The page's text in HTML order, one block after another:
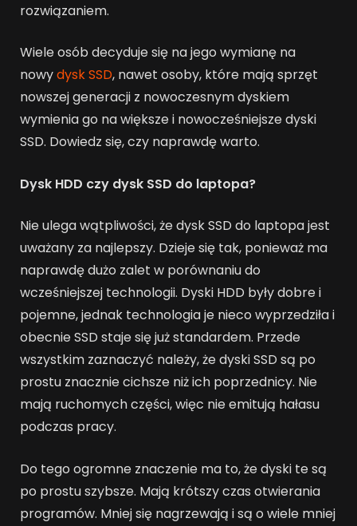
rozwiązaniem.
Wiele osób decyduje się na jego wymianę na
nowydysk SSD, nawet osoby, które mają sprzęt
nowszej generacji z nowoczesnym dyskiem
wymienia go na większe i nowocześniejsze dyski
SSD. Dowiedz się, czy naprawdę warto.
Dysk HDD czy dysk SSD do laptopa?
Nie ulega wątpliwości, że dysk SSD do laptopa jest
uważany za najlepszy. Dzieje się tak, ponieważ ma
naprawdę dużo zalet w porównaniu do
wcześniejszej technologii. Dyski HDD były dobre i
pojemne, jednak technologia je nieco wyprzedziła i
obecnie SSD staje się już standardem. Przede
wszystkim zaznaczyć należy, że dyski SSD są po
prostu znacznie cichsze niż ich poprzednicy. Nie
mają ruchomych części, więc nie emitują hałasu
podczas pracy.
Do tego ogromne znaczenie ma to, że dyski te są
po prostu szybsze. Mają krótszy czas otwierania
programów. Mniej się nagrzewają i są o wiele mniej